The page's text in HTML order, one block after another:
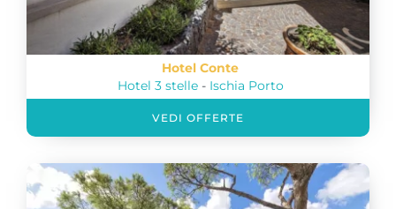
Hotel Conte
Hotel 3 stelle- Ischia Porto
VEDI OFFERTE